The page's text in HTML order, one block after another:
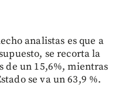
analistas es que a
se recorta la
de un 15,6%, mientras
se va un 63,9 %.